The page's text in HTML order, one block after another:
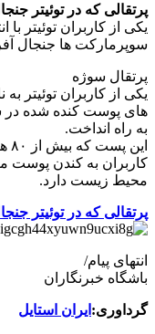
پرتقالی که در توئیتر
یکی از کاربران توئیتر
سوپرمارکت ها جنجال
پرتقال سوژه
یکی از کاربران توئیتر به
های پوست کنده شده در
به راه انداخت.
کاربران به کندن پوست
محیط زیست دارد.
پرتقالی که در توئیتر
انتهای پیام/
باشگاه خبرنگاران
گرداوری: ایران استایل